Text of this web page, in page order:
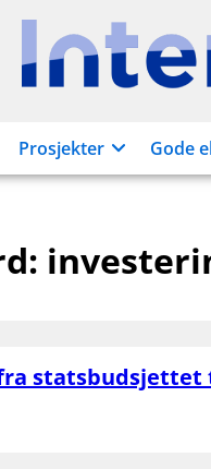
Prosjekter Gode